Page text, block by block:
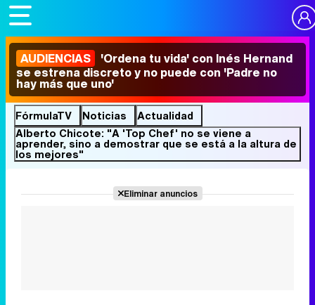
AUDIENCIAS 'Ordena tu vida' con Inés Hernand
se estrena discreto y no puede con 'Padre no
hay más que uno'
FórmulaTV Noticias
Actualidad
Alberto Chicote: "A 'Top Chef' no se viene a
aprender, sino a demostrar que se está a la altura de
los mejores"
Eliminar anuncios